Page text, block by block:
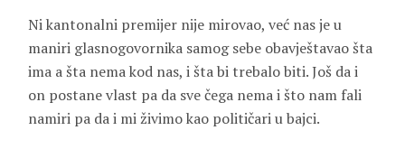
Ni kantonalni premijer nije mirovao, već nas je u
maniri glasnogovornika samog sebe obavještavao šta
ima a šta nema kod nas, i šta bi trebalo biti. Još da i
on postane vlast pa da sve čega nema i što nam fali
namiri pa da i mi živimo kao političari u bajci.